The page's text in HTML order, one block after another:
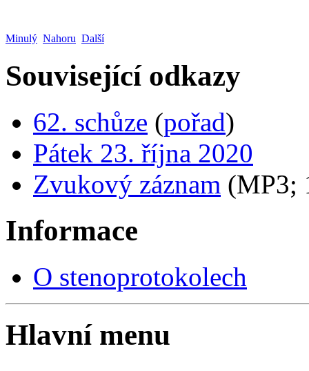
Minulý Nahoru Další
Související odkazy
62. schůze (pořad)
Pátek 23. října 2020
Zvukový záznam (MP3;
Informace
O stenoprotokolech
Hlavní menu